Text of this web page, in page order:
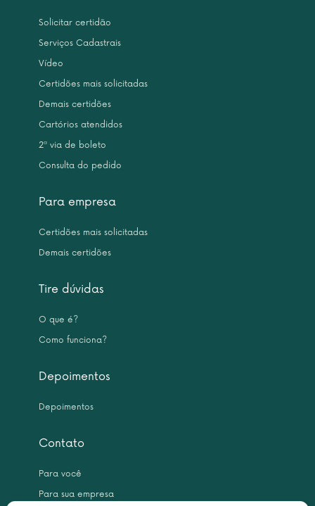
Solicitar certidão
Serviços Cadastrais
Vídeo
Certidões mais solicitadas
Demais certidões
Cartórios atendidos
2ª via de boleto
Consulta do pedido
Para empresa
Certidões mais solicitadas
Demais certidões
Tire dúvidas
O que é?
Como funciona?
Depoimentos
Depoimentos
Contato
Para você
Para sua empresa